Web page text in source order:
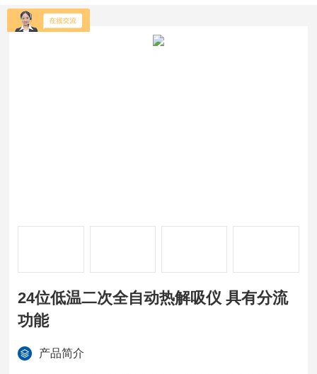
24位低温二次全自动热解吸仪 具有分流
功能
产品简介